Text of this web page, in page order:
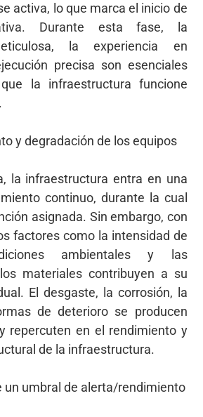
activa, lo que marca el inicio de
Durante esta fase, la
la experiencia en
precisa son esenciales
la infraestructura funcione
y degradación de los equipos
la infraestructura entra en una
continuo, durante la cual
asignada. Sin embargo, con
factores como la intensidad de
ambientales y las
materiales contribuyen a su
El desgaste, la corrosión, la
de deterioro se producen
repercuten en el rendimiento y
de la infraestructura.
un umbral de alerta/rendimiento